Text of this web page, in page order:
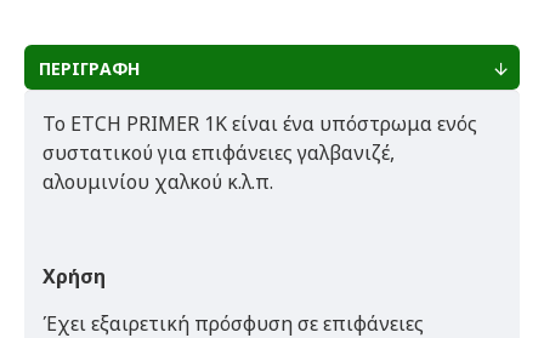
ΠΕΡΙΓΡΑΦΗ
Το ETCH PRIMER 1K είναι ένα υπόστρωμα ενός
συστατικού για επιφάνειες γαλβανιζέ,
αλουμινίου χαλκού κ.λ.π.
Χρήση
Έχει εξαιρετική πρόσφυση σε επιφάνειες